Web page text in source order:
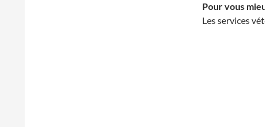
Pour vous
Les services